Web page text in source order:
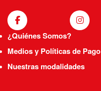
¿Quiénes Somos?
Medios y Políticas de Pago
Nuestras modalidades